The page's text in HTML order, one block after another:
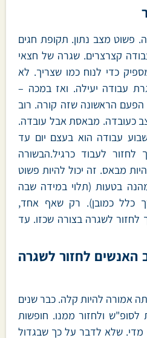
פשוט מצב נתון. תקופת חגים
קצרצרים. שגרה של חצאי
כדי לנוח כמו שצריך. לא
עבודה יעילה. ואז במכה –
הפעם הראשונה שזה קורה. רוב
כעובדה. מבאסת אבל עובדה.
עבודה הוא בעצם יום עד
לחזור לעבוד כרגיל.הבשורה
מבאס. זה יכול להיות פשוט
מהנה בטעות (תלוי במידה שבה
כלל כמובן). רק שאף אחד,
לחזור לשגרה בצורה שכזו. עד
לחזור לשגרה
אמורה להיות קלה. כבר שנים
ולחזור ממנו. חופשות
שלא לדבר על כך שבגדול